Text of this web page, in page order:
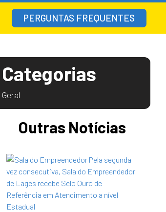
PERGUNTAS FREQUENTES
Categorias
Geral
Outras Notícias